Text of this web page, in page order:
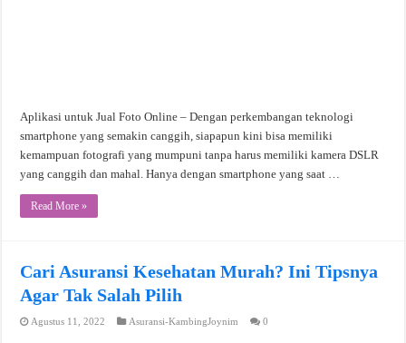
Aplikasi untuk Jual Foto Online – Dengan perkembangan teknologi
smartphone yang semakin canggih, siapapun kini bisa memiliki
kemampuan fotografi yang mumpuni tanpa harus memiliki kamera DSLR
yang canggih dan mahal. Hanya dengan smartphone yang saat …
Read More »
Cari Asuransi Kesehatan Murah? Ini Tipsnya
Agar Tak Salah Pilih
Agustus 11, 2022 Asuransi-KambingJoynim 0